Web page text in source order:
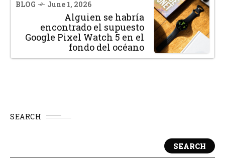
BLOG June 1, 2026
Alguien se habría
encontrado el supuesto
Google Pixel Watch 5 en el
fondo del océano
SEARCH
SEARCH